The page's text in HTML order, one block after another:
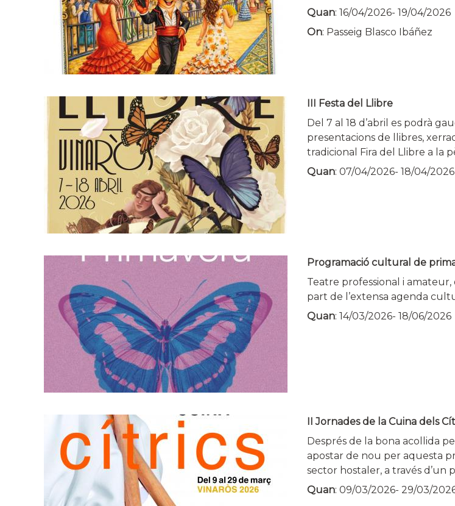
Quan: 16/04/2026- 19/04/2026
On: Passeig Blasco Ibáñez
III Festa del Llibre
Del 7 al 18 d’abril es podrà
presentacions de llibres,
tradicional Fira del Llibre a la
Quan: 07/04/2026- 18/04/2026
Programació cultural de
Teatre professional i
part de l’extensa agenda
Quan: 14/03/2026- 18/06/2026
II Jornades de la Cuina dels
Després de la bona acollida
apostar de nou per aquesta
sector hostaler, a través
Quan: 09/03/2026- 29/03/